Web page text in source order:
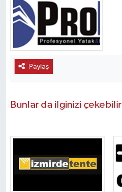
Paylaş
Bunlar da ilginizi çekebilir